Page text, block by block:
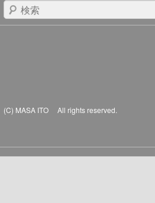
検
索
(C) MASA ITO All rights reserved.